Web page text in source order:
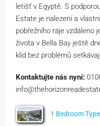
letišť v Egyptě. S
Estate je nalezení a
pobřežního ráje vzdáleno
života v Bella Bay ještě
klid bez problémů
Kontaktujte nás nyní:
1 Bedroom